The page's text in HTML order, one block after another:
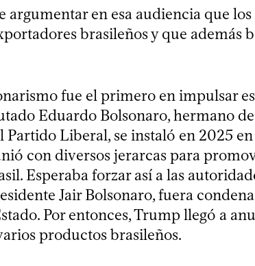
argumentar en esa audiencia que
brasileños y que además
fue el primero en impulsar
Eduardo Bolsonaro, hermano
Liberal, se instaló en 2025 en
con diversos jerarcas para
Esperaba forzar así a las
Jair Bolsonaro, fuera
Por entonces, Trump llegó a
productos brasileños.